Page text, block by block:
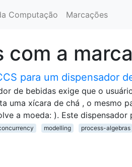
Computação Marcações
com a
para um dispensador
de bebidas exige que o
uma xícara de chá , o mesmo
a moeda: ). Este
modelling process-algebras